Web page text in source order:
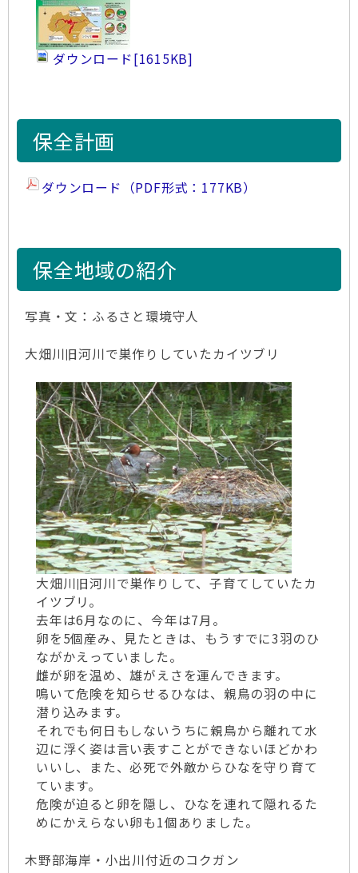
ダウンロード[1615KB]
保全計画
ダウンロード（PDF形式：177KB）
保全地域の紹介
写真・文：ふるさと環境守人
大畑川旧河川で巣作りしていたカイツブリ
大畑川旧河川で巣作りして、子育てしていたカ
イツブリ。
去年は6月なのに、今年は7月。
卵を5個産み、見たときは、もうすでに3羽のひ
ながかえっていました。
雌が卵を温め、雄がえさを運んできます。
鳴いて危険を知らせるひなは、親鳥の羽の中に
潜り込みます。
それでも何日もしないうちに親鳥から離れて水
辺に浮く姿は言い表すことができないほどかわ
いいし、また、必死で外敵からひなを守り育て
ています。
危険が迫ると卵を隠し、ひなを連れて隠れるた
めにかえらない卵も1個ありました。
木野部海岸・小出川付近のコクガン